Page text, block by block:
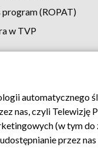
program (ROPAT)
w TVP
Moje zgody Pomoc
automatycznego
nas, czyli Telewizję
(w tym
przez